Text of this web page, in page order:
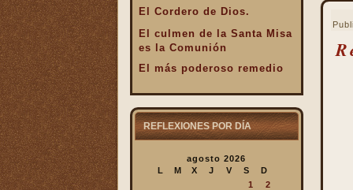
El Cordero de Dios.
El culmen de la Santa Misa
es la Comunión
El más poderoso remedio
El Pan de la Palabra y el
El Pan nuestro de cada día.
El valor infinto de la Santa
REFLEXIONES POR DÍA
agosto 2026
L
M X J V S D
1
2